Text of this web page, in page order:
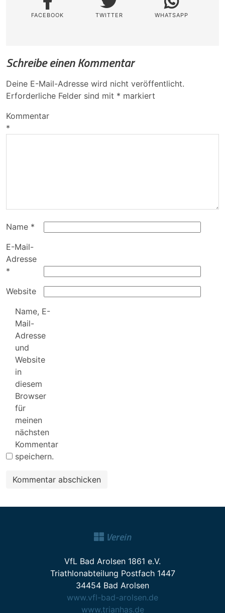
FACEBOOK TWITTER WHATSAPP
Schreibe einen Kommentar
Deine E-Mail-Adresse wird nicht veröffentlicht.
Erforderliche Felder sind mit * markiert
Kommentar
*
Name *
E-Mail-
Adresse
*
Website
Name, E-
Mail-
Adresse
und
Website
in
diesem
Browser
für
meinen
nächsten
Kommentar
speichern.
Verein
VfL Bad Arolsen 1861 e.V.
Triathlonabteilung Postfach 1447
34454 Bad Arolsen
www.vfl-bad-arolsen.de
www.trianhas.de